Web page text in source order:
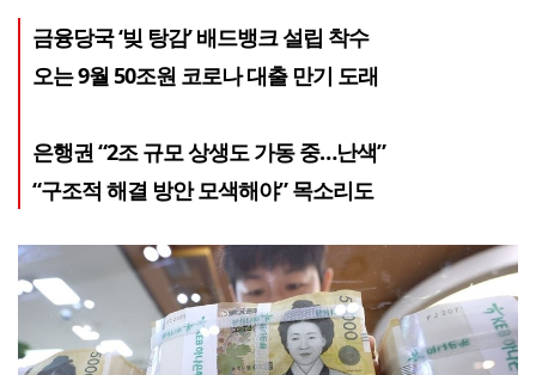
금융당국 ‘빚 탕감’ 배드뱅크 설립 착수
오는 9월 50조원 코로나 대출 만기 도래
은행권 “2조 규모 상생도 가동 중…난색”
“구조적 해결 방안 모색해야” 목소리도